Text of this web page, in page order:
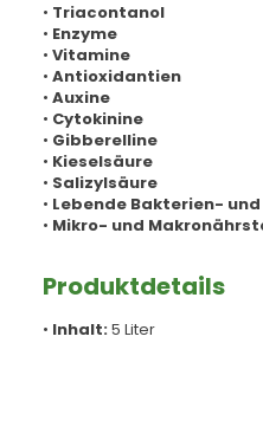
• Triacontanol
• Enzyme
• Vitamine
• Antioxidantien
• Auxine
• Cytokinine
• Gibberelline
• Kieselsäure
• Salizylsäure
• Lebende Bakterien-
• Mikro- und
Produktdetails
• Inhalt:5 Liter